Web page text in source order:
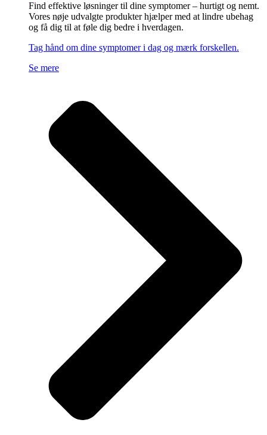
Find effektive løsninger til dine symptomer – hurtigt og nemt.
Vores nøje udvalgte produkter hjælper med at lindre ubehag
og få dig til at føle dig bedre i hverdagen.
Tag hånd om dine symptomer i dag og mærk forskellen.
Se mere